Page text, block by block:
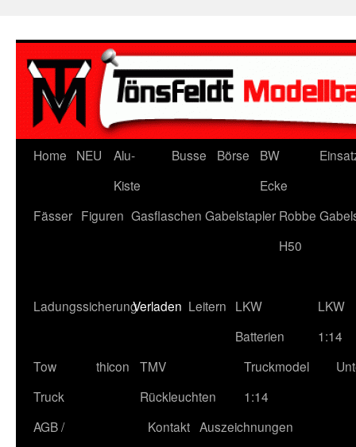
Home NEU
Alu-
Kiste
Busse Börse
BW
Ecke
Fässer Figuren Gasflaschen Gabelstapler Robbe
H50
LadungssicherungVerladen Leitern LKW
Batterien
LKW
1:14
Tow
Truck
thicon
TMV
Rückleuchten
Truckmodel
1:14
AGB /
Kontakt Auszeichnungen